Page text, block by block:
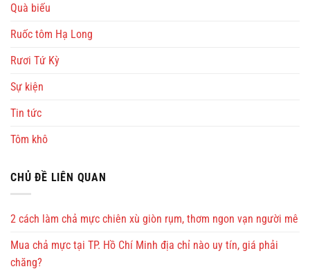
Quà biếu
Ruốc tôm Hạ Long
Rươi Tứ Kỳ
Sự kiện
Tin tức
Tôm khô
CHỦ ĐỀ LIÊN QUAN
2 cách làm chả mực chiên xù giòn rụm, thơm ngon vạn người mê
Mua chả mực tại TP. Hồ Chí Minh địa chỉ nào uy tín, giá phải
chăng?